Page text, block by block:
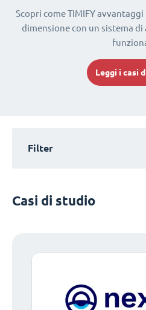
Scopri come TIMIFY
dimensione con un sistema
Leggi i casi
Filter
Casi di studio